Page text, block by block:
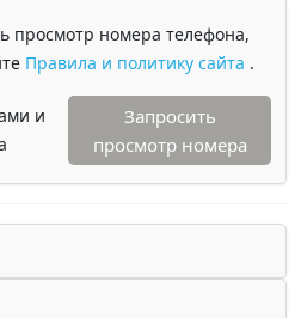
просмотр номера телефона,
Правила и политику сайта .
и
Запросить
просмотр номера